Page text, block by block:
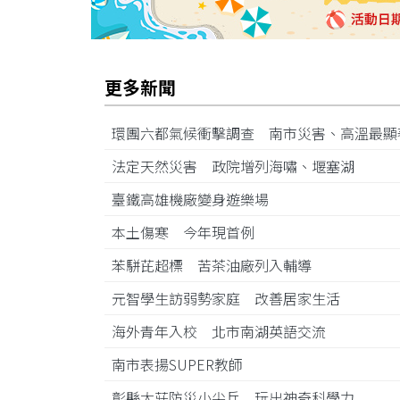
更多新聞
環團六都氣候衝擊調查 南市災害、高溫最
法定天然災害 政院增列海嘯、堰塞湖
臺鐵高雄機廠變身遊樂場
本土傷寒 今年現首例
苯駢芘超標 苦茶油廠列入輔導
元智學生訪弱勢家庭 改善居家生活
海外青年入校 北市南湖英語交流
南市表揚SUPER教師